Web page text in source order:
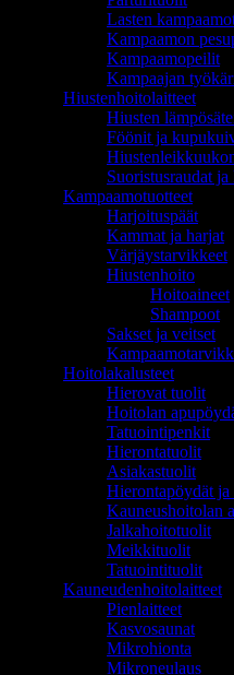
Lasten
Kampaamon
Kampaamopeilit
Kampaajan
Hiustenhoitolaitteet
Hiusten
Föönit ja
Suoristusraudat
Kampaamotuotteet
Harjoituspäät
Kammat ja harjat
Värjäystarvikkeet
Hiustenhoito
Hoitoaineet
Shampoot
Sakset ja veitset
Hoitolakalusteet
Hierovat tuolit
Hoitolan
Tatuointipenkit
Hierontatuolit
Asiakastuolit
Hierontapöydät
Kauneushoitolan
Jalkahoitotuolit
Meikkituolit
Tatuointituolit
Kauneudenhoitolaitteet
Pienlaitteet
Kasvosaunat
Mikrohionta
Mikroneulaus